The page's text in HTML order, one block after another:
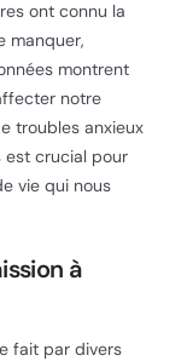
ont connu la
manquer,
montrent
notre
troubles anxieux
est crucial pour
vie qui nous
à
fait par divers